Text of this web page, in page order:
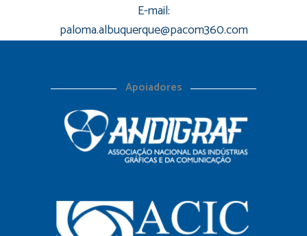
E-mail:
paloma.albuquerque@pacom360.com
Apoiadores